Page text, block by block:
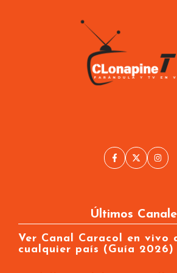
Últimos
Ver Canal Caracol en vivo
cualquier país (Guía 2026)